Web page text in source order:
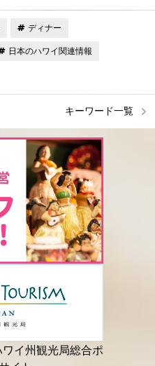
ディナー
日本のハワイ関連情報
キーワード一覧